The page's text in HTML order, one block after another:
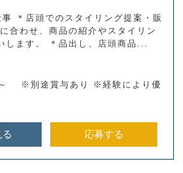
＊店頭でのスタイリング提案・販
合わせ、商品の紹介やスタイリン
します。 ＊品出し、店頭商品...
※別途賞与あり ※経験により優
応募する